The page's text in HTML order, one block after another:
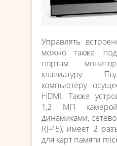
Управлять
можно также
портам
клавиатуру.
компьютеру
HDMI. Также
1,2 МП
динамиками,
RJ-45), имеет 2
для карт памяти